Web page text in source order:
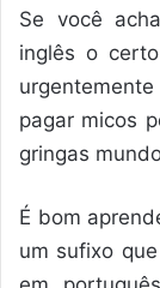
Se você
inglês o
pagar micos
gringas
É bom
um sufixo